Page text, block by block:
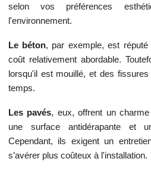
selon vos préférences
l'environnement.
Le béton, par exemple, est
coût relativement abordable.
lorsqu'il est mouillé, et des
temps.
Les pavés, eux, offrent un
une surface antidérapante et
Cependant, ils exigent un
s’avérer plus coûteux à l'installation.